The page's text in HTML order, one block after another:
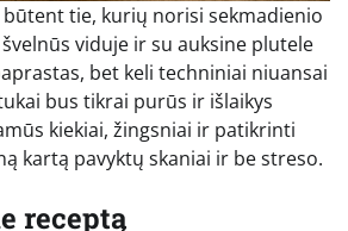
būtent tie, kurių norisi sekmadienio
viduje ir su auksine plutele
bet keli techniniai niuansai
bus tikrai purūs ir išlaikys
kiekiai, žingsniai ir patikrinti
kartą pavyktų skaniai ir be streso.
receptą